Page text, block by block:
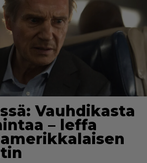
Vauhdikasta
– leffa